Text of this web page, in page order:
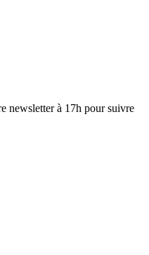
newsletter à 17h pour suivre